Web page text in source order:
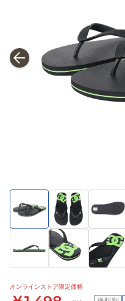
オンラインストア限定価格